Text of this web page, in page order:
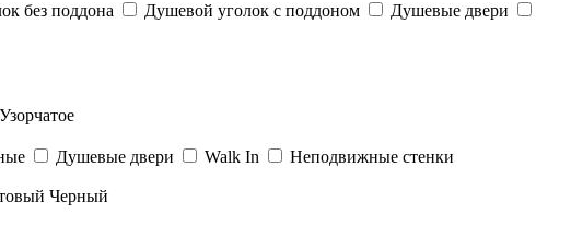
без поддона Душевой уголок с поддоном
Душевые двери
Узорчатое
Душевые двери Walk In
Неподвижные стенки
Черный